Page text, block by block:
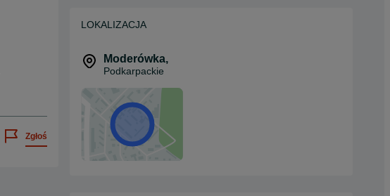
Zgłoś
LOKALIZACJA
Moderówka,
Podkarpackie